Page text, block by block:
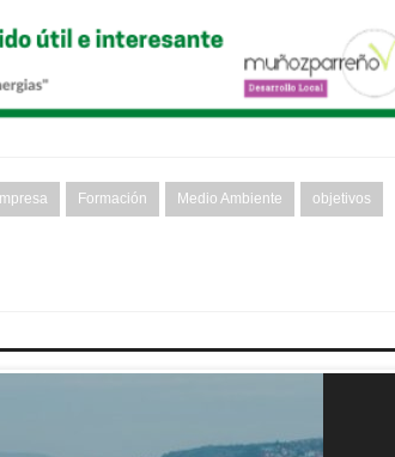
Formación Medio Ambiente objetivos